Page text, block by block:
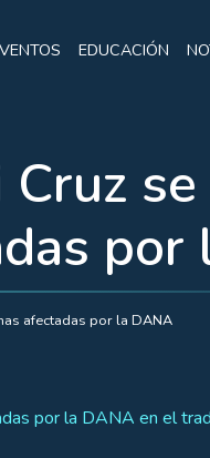
EDUCACIÓN
por
afectadas por la DANA
por la DANA en el